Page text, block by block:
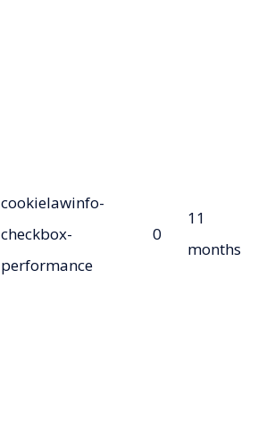
cookielawinfo-
checkbox-
performance
0
11
months